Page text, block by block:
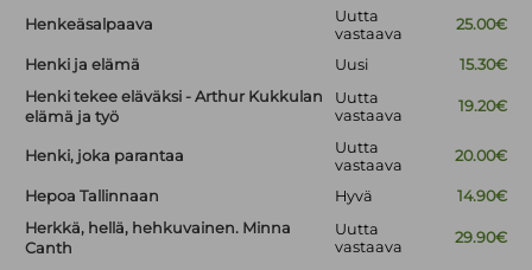
Henkeäsalpaava
Uutta
vastaava
25.00€
Henki ja elämä Uusi
15.30€
Henki tekee eläväksi - Arthur Kukkulan
elämä ja työ
Uutta
vastaava
19.20€
Henki, joka parantaa
Uutta
vastaava
20.00€
Hepoa Tallinnaan Hyvä
14.90€
Herkkä, hellä, hehkuvainen. Minna
Canth
Uutta
vastaava
29.90€